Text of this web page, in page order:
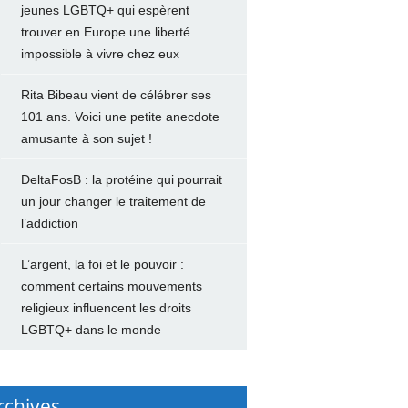
jeunes LGBTQ+ qui espèrent
trouver en Europe une liberté
impossible à vivre chez eux
Rita Bibeau vient de célébrer ses
101 ans. Voici une petite anecdote
amusante à son sujet !
DeltaFosB : la protéine qui pourrait
un jour changer le traitement de
l’addiction
L’argent, la foi et le pouvoir :
comment certains mouvements
religieux influencent les droits
LGBTQ+ dans le monde